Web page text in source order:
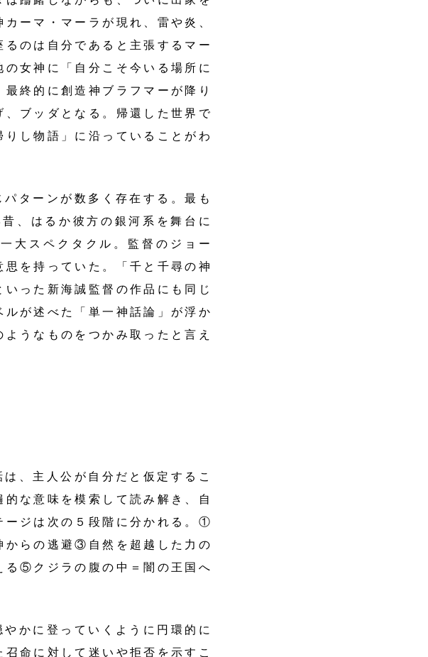
ーマ・マーラが現れ、雷や炎、
のは自分であると主張するマー
女神に「自分こそ今いる場所に
終的に創造神ブラフマーが降り
ブッダとなる。帰還した世界で
し物語」に沿っていることがわ
ターンが数多く存在する。最も
、はるか彼方の銀河系を舞台に
大スペクタクル。監督のジョー
を持っていた。「千と千尋の神
った新海誠監督の作品にも同じ
が述べた「単一神話論」が浮か
うなものをつかみ取ったと言え
主人公が自分だと仮定するこ
な意味を模索して読み解き、自
ージは次の５段階に分かれる。①
らの逃避③自然を超越した力の
⑤クジラの腹の中＝闇の王国へ
かに登っていくように円環的に
命に対して迷いや拒否を示すこ